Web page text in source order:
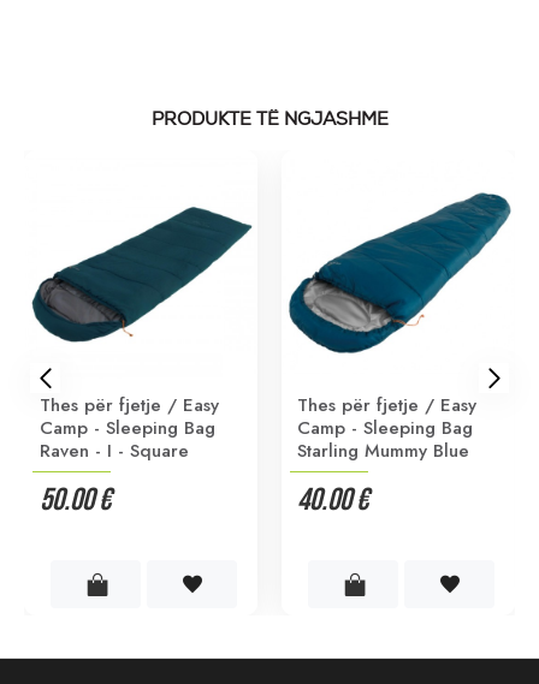
PRODUKTE TË NGJASHME
Thes për fjetje / Easy
Camp - Sleeping Bag
Raven - I - Square
50.00 €
Thes për fjetje / Easy
Camp - Sleeping Bag
Starling Mummy Blue
40.00 €